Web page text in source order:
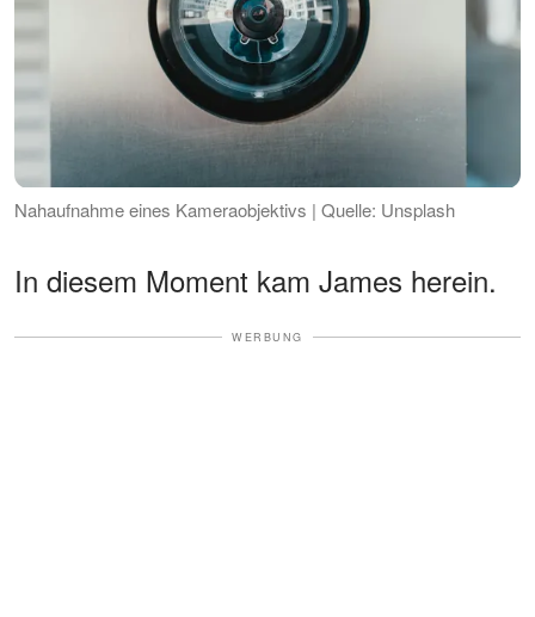
Nahaufnahme eines Kameraobjektivs | Quelle: Unsplash
In diesem Moment kam James herein.
WERBUNG